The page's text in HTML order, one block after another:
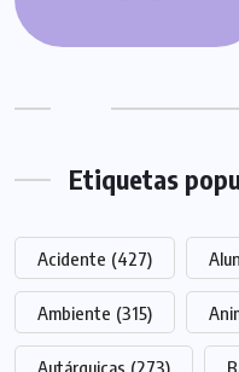
Etiquetas
Acidente (427)
Ambiente (315)
Autárquicas (273)